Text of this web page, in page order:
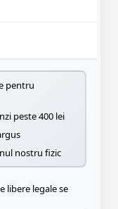
pentru
peste 400 lei
nostru fizic
libere legale se